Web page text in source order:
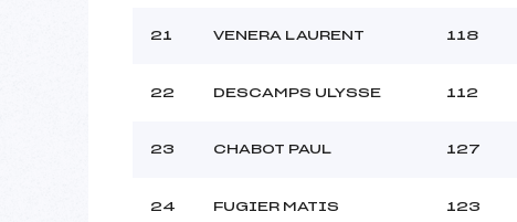
21 VENERA LAURENT 118
22 DESCAMPS ULYSSE 112
23 CHABOT PAUL 127
24 FUGIER MATIS 123